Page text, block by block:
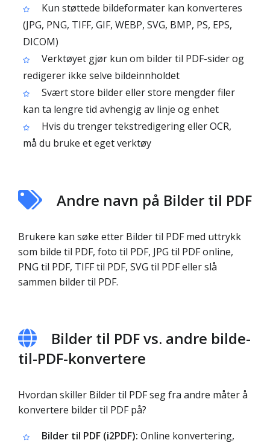
Kun støttede bildeformater kan konverteres
(JPG, PNG, TIFF, GIF, WEBP, SVG, BMP, PS, EPS,
DICOM)
Verktøyet gjør kun om bilder til PDF-sider og
redigerer ikke selve bildeinnholdet
Svært store bilder eller store mengder filer
kan ta lengre tid avhengig av linje og enhet
Hvis du trenger tekstredigering eller OCR,
må du bruke et eget verktøy
Andre navn på Bilder til PDF
Brukere kan søke etter Bilder til PDF med uttrykk
som bilde til PDF, foto til PDF, JPG til PDF online,
PNG til PDF, TIFF til PDF, SVG til PDF eller slå
sammen bilder til PDF.
Bilder til PDF vs. andre bilde-
til-PDF-konvertere
Hvordan skiller Bilder til PDF seg fra andre måter å
konvertere bilder til PDF på?
Bilder til PDF (i2PDF): Online konvertering,